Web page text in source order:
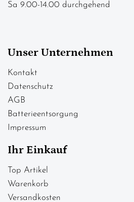
Sa 9.00-14.00 durchgehend
Unser Unternehmen
Kontakt
Datenschutz
AGB
Batterieentsorgung
Impressum
Ihr Einkauf
Top Artikel
Warenkorb
Versandkosten